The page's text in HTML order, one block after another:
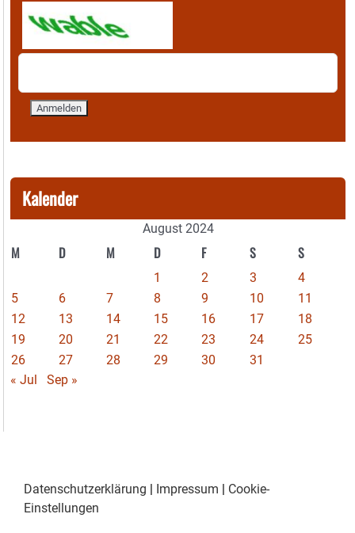
Kalender
August 2024
M D M D F S S
1 2 3
4
5
6 7 8 9 10
11
12
13 14 15 16 17
18
19
20 21 22 23 24
25
26
27 28 29 30
31
« Jul
Sep »
Datenschutzerklärung Impressum
Cookie-
Einstellungen